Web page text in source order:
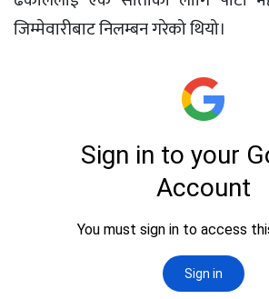
जिम्मेवारीबाट निलम्बन गरेको थियो।